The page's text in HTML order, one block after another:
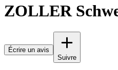
ZOLLER
Écrire un avis
Suivre